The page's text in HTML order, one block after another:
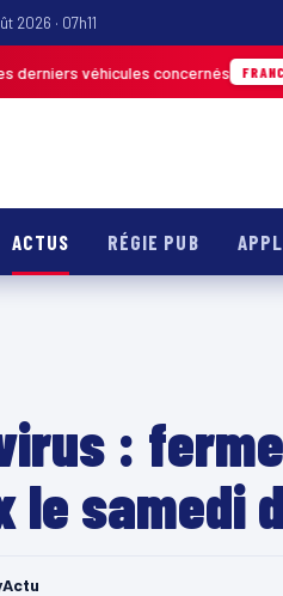
2026 · 07h11
concernés FRANCE &
ACTUS RÉGIE PUB
:
le samedi